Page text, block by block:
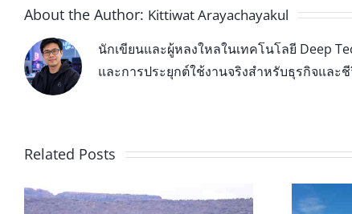
About the Author: Kittiwat Arayachayakul
นักเขียนและผู้หลงใหลในเทคโนโลยี Deep
และการประยุกต์ใช้งานจริงสำหรับธุรกิจและ
Related Posts